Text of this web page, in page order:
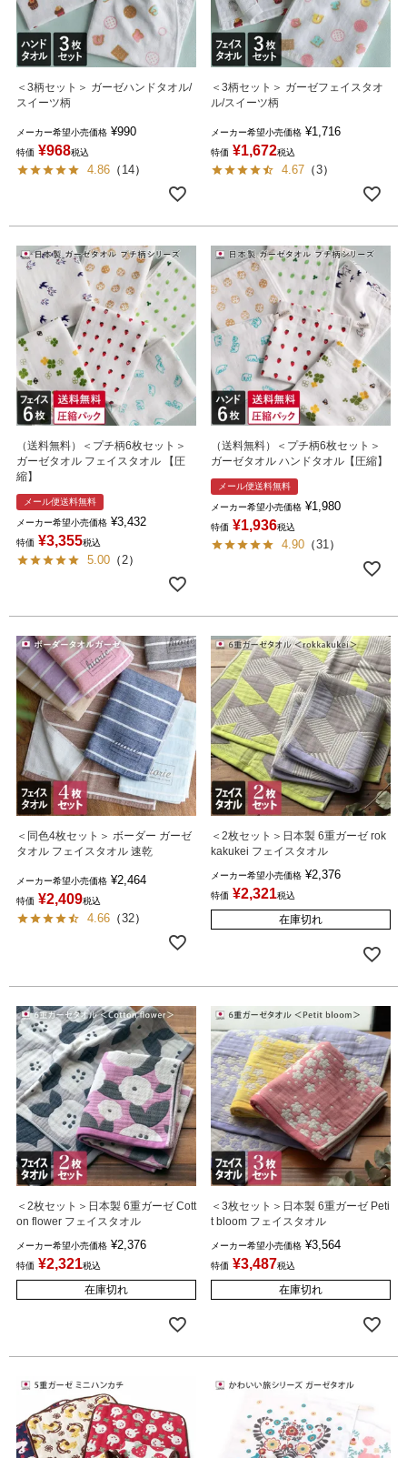
＜3柄セット＞ ガーゼハンドタオル/
スイーツ柄
メーカー希望小売価格 ¥990
特価 ¥968税込
4.86 （ 14）
＜3柄セット＞ ガーゼフェイスタオ
ル/スイーツ柄
メーカー希望小売価格 ¥1,716
特価 ¥1,672税込
4.67 （3）
（送料無料）＜プチ柄6枚セット＞
ガーゼタオル フェイスタオル 【圧
縮】
メール便送料無料
メーカー希望小売価格 ¥3,432
特価 ¥3,355税込
5.00 （2）
（送料無料）＜プチ柄6枚セット＞
ガーゼタオル ハンドタオル【圧縮】
メール便送料無料
メーカー希望小売価格 ¥1,980
特価 ¥1,936税込
4.90 （31）
＜同色4枚セット＞ ボーダー ガーゼ
タオル フェイスタオル 速乾
メーカー希望小売価格 ¥2,464
特価 ¥2,409税込
4.66 （32）
＜2枚セット＞日本製 6重ガーゼ rok
kakukei フェイスタオル
メーカー希望小売価格 ¥2,376
特価 ¥2,321税込
在庫切れ
＜2枚セット＞日本製 6重ガーゼ Cott
on flower フェイスタオル
メーカー希望小売価格 ¥2,376
特価 ¥2,321税込
在庫切れ
＜3枚セット＞日本製 6重ガーゼ Peti
t bloom フェイスタオル
メーカー希望小売価格 ¥3,564
特価 ¥3,487税込
在庫切れ